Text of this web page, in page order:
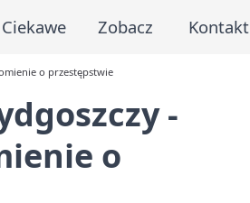
Ciekawe Zobacz Kontakt
o przestępstwie
-
o